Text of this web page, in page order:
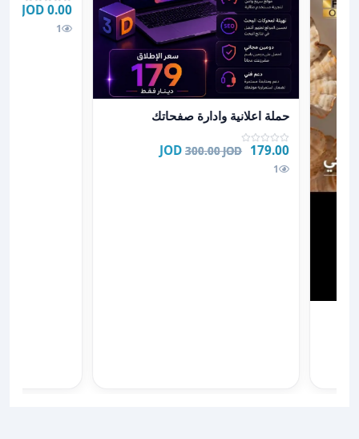
عرض تفاصيل حملة اعلانية وادارة صفحاتك
حملة اعلانية وادارة صفحاتك
179.00 JOD
300.00 JOD
1
0.00 JOD
1